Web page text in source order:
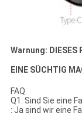
Warnung: DIESES
EINE SÜCHTIG
FAQ
Q1: Sind Sie eine
: Ja sind wir eine